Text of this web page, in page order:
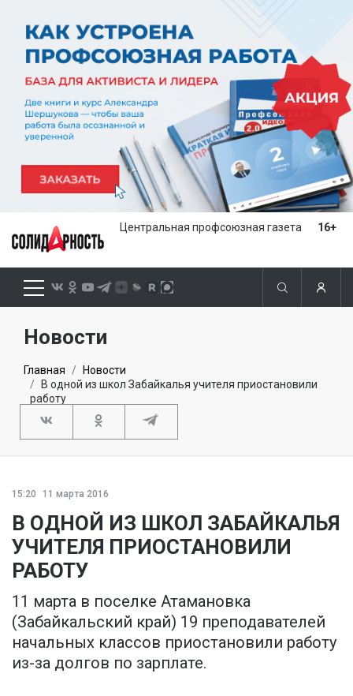
Центральная профсоюзная газета 16+
Новости
Главная
Новости
В одной из школ Забайкалья учителя приостановили
работу
15:20 11 марта 2016
В ОДНОЙ ИЗ ШКОЛ ЗАБАЙКАЛЬЯ
УЧИТЕЛЯ ПРИОСТАНОВИЛИ
РАБОТУ
11 марта в поселке Атамановка
(Забайкальский край) 19 преподавателей
начальных классов приостановили работу
из-за долгов по зарплате.